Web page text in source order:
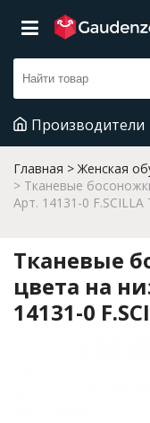
Производители
Главная Женская
Тканевые
Арт. 14131-0 F.SCILLA
Тканевые
цвета на
14131-0